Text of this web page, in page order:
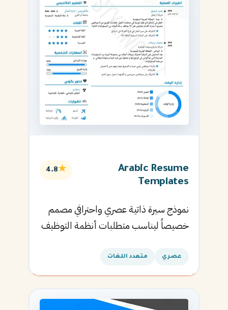
Arabic Resume
Templates
★
4.8
نموذج سيرة ذاتية عصري واحترافي مصمم
خصيصاً ليناسب متطلبات أنظمة التوظيف
القادمة.
عصري متعدد اللغات